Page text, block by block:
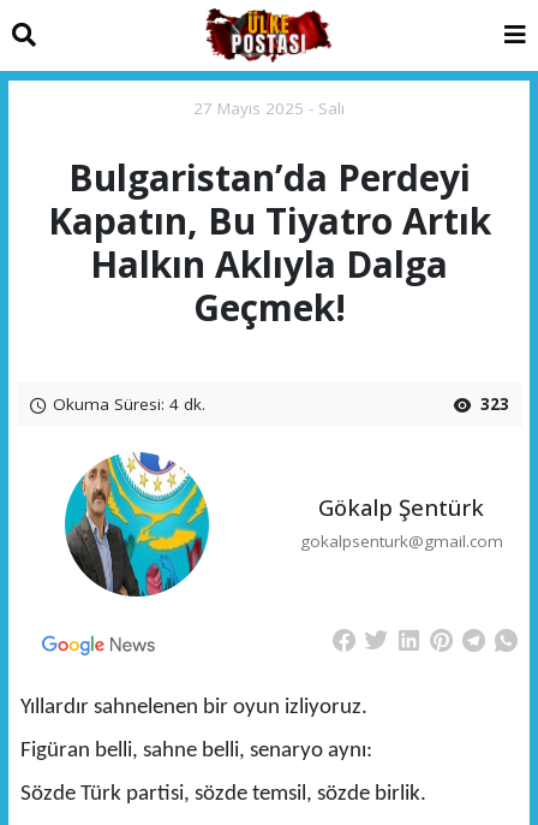
27 Mayıs 2025 - Salı
Bulgaristan’da Perdeyi
Kapatın, Bu Tiyatro Artık
Halkın Aklıyla Dalga
Geçmek!
Okuma Süresi: 4 dk. 323
Gökalp Şentürk
gokalpsenturk@gmail.com
Yıllardır sahnelenen bir oyun izliyoruz.
Figüran belli, sahne belli, senaryo aynı:
Sözde Türk partisi, sözde temsil, sözde birlik.